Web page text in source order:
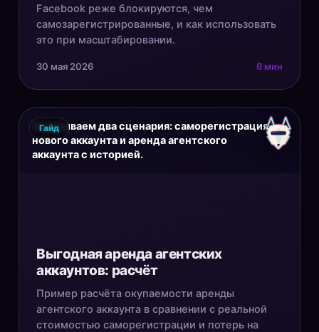
Facebook реже блокируются, чем
самозарегистрированные, и как использовать
это при масштабировании.
30 мая 2026 6 мин
Сравниваем два сценария: саморегистрация
нового аккаунта и аренда агентского
аккаунта с историей.
Гайд
Выгодная аренда агентских
аккаунтов: расчёт
Пример расчёта окупаемости аренды
агентского аккаунта в сравнении с реальной
стоимостью саморегистрации и потерь на